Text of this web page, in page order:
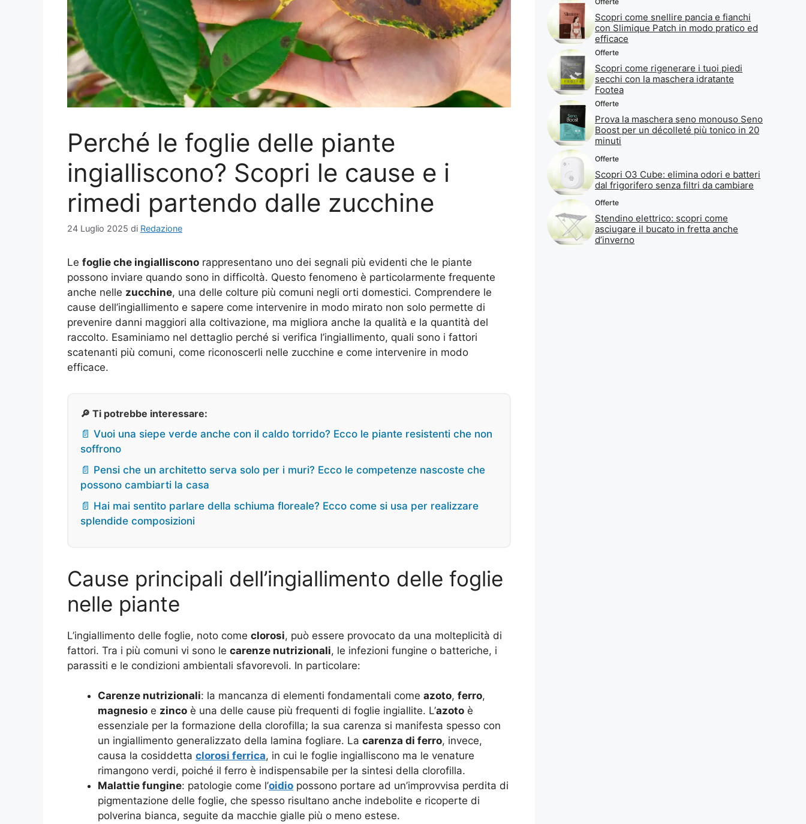
Perché le foglie delle piante
ingialliscono? Scopri le cause e i
rimedi partendo dalle zucchine
24 Luglio 2025 di Redazione
Le foglie che ingialliscono rappresentano uno dei segnali più evidenti che le piante
possono inviare quando sono in difficoltà. Questo fenomeno è particolarmente frequente
anche nelle zucchine, una delle colture più comuni negli orti domestici. Comprendere le
cause dell’ingiallimento e sapere come intervenire in modo mirato non solo permette di
prevenire danni maggiori alla coltivazione, ma migliora anche la qualità e la quantità del
raccolto. Esaminiamo nel dettaglio perché si verifica l’ingiallimento, quali sono i fattori
scatenanti più comuni, come riconoscerli nelle zucchine e come intervenire in modo
efficace.
🔎 Ti potrebbe interessare:
📄 Vuoi una siepe verde anche con il caldo torrido? Ecco le piante resistenti che non
soffrono
📄 Pensi che un architetto serva solo per i muri? Ecco le competenze nascoste che
possono cambiarti la casa
📄 Hai mai sentito parlare della schiuma floreale? Ecco come si usa per realizzare
splendide composizioni
Cause principali dell’ingiallimento delle foglie
nelle piante
L’ingiallimento delle foglie, noto come clorosi, può essere provocato da una molteplicità di
fattori. Tra i più comuni vi sono le carenze nutrizionali, le infezioni fungine o batteriche, i
parassiti e le condizioni ambientali sfavorevoli. In particolare:
Carenze nutrizionali: la mancanza di elementi fondamentali come azoto, ferro,
magnesio e zinco è una delle cause più frequenti di foglie ingiallite. L’azoto è
essenziale per la formazione della clorofilla; la sua carenza si manifesta spesso con
un ingiallimento generalizzato della lamina fogliare. La carenza di ferro, invece,
causa la cosiddetta clorosi ferrica, in cui le foglie ingialliscono ma le venature
rimangono verdi, poiché il ferro è indispensabile per la sintesi della clorofilla.
Malattie fungine: patologie come l’oidio possono portare ad un’improvvisa perdita di
pigmentazione delle foglie, che spesso risultano anche indebolite e ricoperte di
polverina bianca, seguite da macchie gialle più o meno estese.
Scopri come snellire pancia e fianchi
con Slimique Patch in modo pratico ed
efficace
Offerte
Scopri come rigenerare i tuoi piedi
secchi con la maschera idratante
Footea
Offerte
Prova la maschera seno monouso Seno
Boost per un décolleté più tonico in 20
minuti
Offerte
Scopri O3 Cube: elimina odori e batteri
dal frigorifero senza filtri da cambiare
Offerte
Stendino elettrico: scopri come
asciugare il bucato in fretta anche
d’inverno